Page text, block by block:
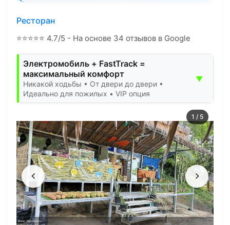
Ресторан
⭐⭐⭐⭐⭐ 4.7/5 - На основе 34 отзывов в Google
Электромобиль + FastTrack =
максимальный комфорт
Никакой ходьбы • От двери до двери •
Идеально для пожилых • VIP опция
▼
1 / 5